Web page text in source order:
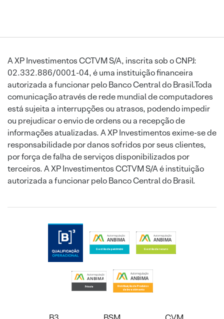
A XP Investimentos CCTVM S/A, inscrita sob o CNPJ:
02.332.886/0001-04, é uma instituição financeira
autorizada a funcionar pelo Banco Central do Brasil.Toda
comunicação através de rede mundial de computadores
está sujeita a interrupções ou atrasos, podendo impedir
ou prejudicar o envio de ordens ou a recepção de
informações atualizadas. A XP Investimentos exime-se de
responsabilidade por danos sofridos por seus clientes,
por força de falha de serviços disponibilizados por
terceiros. A XP Investimentos CCTVM S/A é instituição
autorizada a funcionar pelo Banco Central do Brasil.